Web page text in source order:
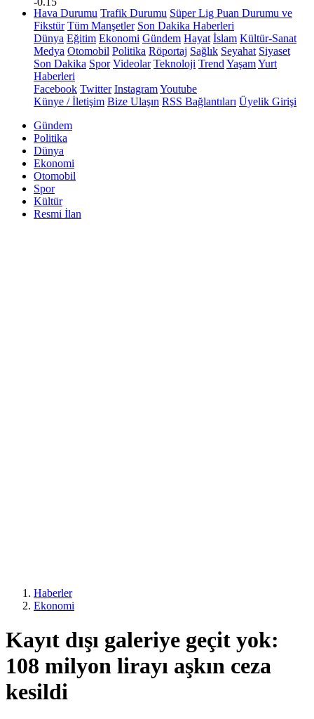
Hava Durumu Trafik Durumu Süper Lig Puan Durumu ve
Fikstür Tüm Manşetler Son Dakika Haberleri
Dünya Eğitim Ekonomi Gündem Hayat İslam Kültür-Sanat
Medya Otomobil Politika Röportaj Sağlık Seyahat Siyaset
Son Dakika Spor Videolar Teknoloji Trend YaşamYurt
Haberleri
Facebook Twitter InstagramYoutube
Künye / İletişim Bize Ulaşın RSS Bağlantıları Üyelik Girişi
Gündem
Politika
Dünya
Ekonomi
Otomobil
Spor
Kültür
Resmi İlan
Haberler
Ekonomi
Kayıt dışı galeriye geçit yok:
108 milyon lirayı aşkın ceza
kesildi